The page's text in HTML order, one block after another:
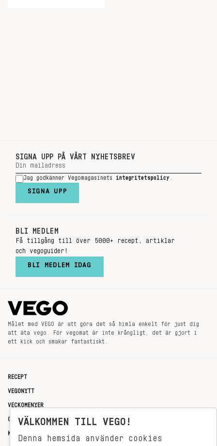
SIGNA UPP PÅ VÅRT NYHETSBREV
Jag godkänner Vegomagasinets integritetspolicy
SIGNA UPP
BLI MEDLEM
Få tillgång till över 5000+ recept, artiklar
och vegoguider!
BLI MEDLEM IDAG
Målet med VEGO är att göra det så himla enkelt för just dig
att äta vego. För vegomat är inte krångligt, det är gjort i
ett kick och smakar fantastiskt.
RECEPT
VEGONYTT
VECKOMENYER
OM OSS
KONTAKT
VÄLKOMMEN TILL VEGO!
Denna hemsida använder cookies